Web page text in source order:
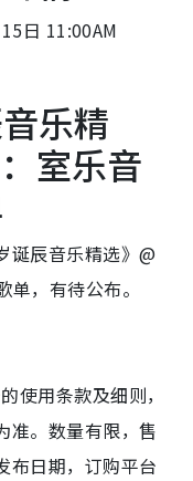
日 11:00AM
乐精
室乐音
诞辰音乐精选》@
，有待公布。
使用条款及细则，
准。数量有限，售
布日期，订购平台